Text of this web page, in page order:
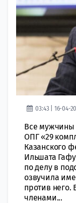
03:43 | 16-04-
Все
ОПГ «29
Казанского
Ильшата
по делу в
озвучила
против
членами...